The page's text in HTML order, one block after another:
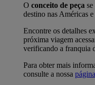
O conceito de peça
destino nas Américas
Encontre os detalhes
próxima viagem
verificando a franquia
Para obter mais
consulte a nossa